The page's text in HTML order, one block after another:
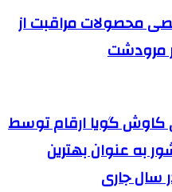
محصولات مراقبت از
مرودشت
کاوش گویا ارقام توسط
به عنوان بهترین
سال جاری